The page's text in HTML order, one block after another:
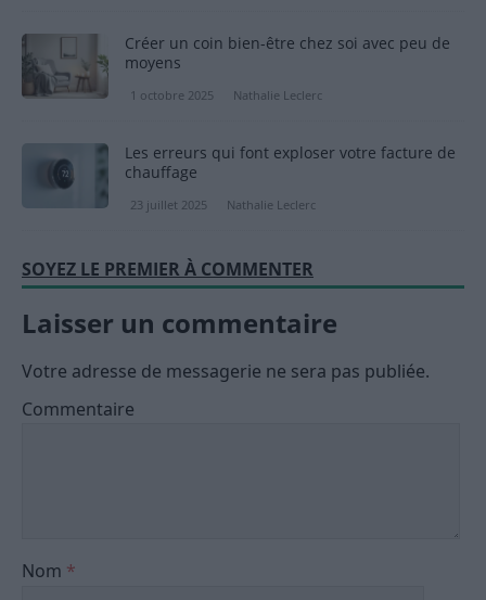
Créer un coin bien-être chez soi avec peu de
moyens
1 octobre 2025 Nathalie Leclerc
Les erreurs qui font exploser votre facture de
chauffage
23 juillet 2025 Nathalie Leclerc
SOYEZ LE PREMIER À COMMENTER
Laisser un commentaire
Votre adresse de messagerie ne sera pas publiée.
Commentaire
Nom *